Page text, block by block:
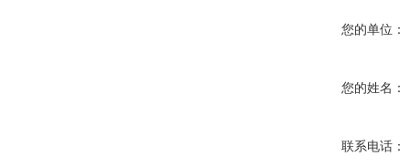
您的单位：
您的姓名：
联系电话：